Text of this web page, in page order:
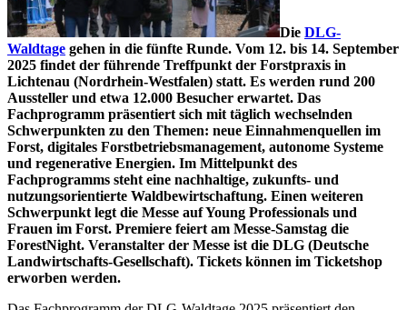
Die DLG-
Waldtage gehen in die fünfte Runde. Vom 12. bis 14. September
2025 findet der führende Treffpunkt der Forstpraxis in
Lichtenau (Nordrhein-Westfalen) statt. Es werden rund 200
Aussteller und etwa 12.000 Besucher erwartet. Das
Fachprogramm präsentiert sich mit täglich wechselnden
Schwerpunkten zu den Themen: neue Einnahmenquellen im
Forst, digitales Forstbetriebsmanagement, autonome Systeme
und regenerative Energien. Im Mittelpunkt des
Fachprogramms steht eine nachhaltige, zukunfts- und
nutzungsorientierte Waldbewirtschaftung. Einen weiteren
Schwerpunkt legt die Messe auf Young Professionals und
Frauen im Forst. Premiere feiert am Messe-Samstag die
ForestNight. Veranstalter der Messe ist die DLG (Deutsche
Landwirtschafts-Gesellschaft). Tickets können im Ticketshop
erworben werden.